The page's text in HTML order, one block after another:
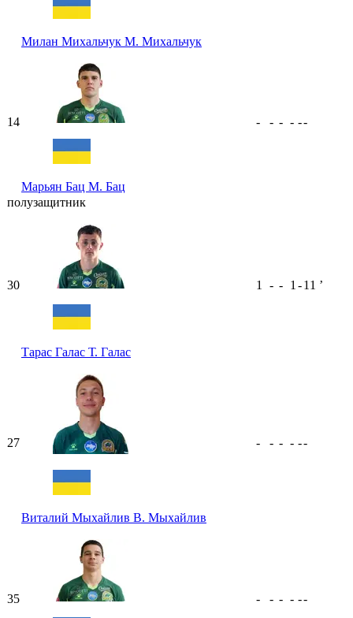
Милан Михальчук М. Михальчук
14
Марьян Бац М. Бац
- - - - --
полузащитник
30
Тарас Галас Т. Галас
1 - - 1 -11 ʼ
27
Виталий Мыхайлив В. Мыхайлив
- - - - --
35 - - - - --